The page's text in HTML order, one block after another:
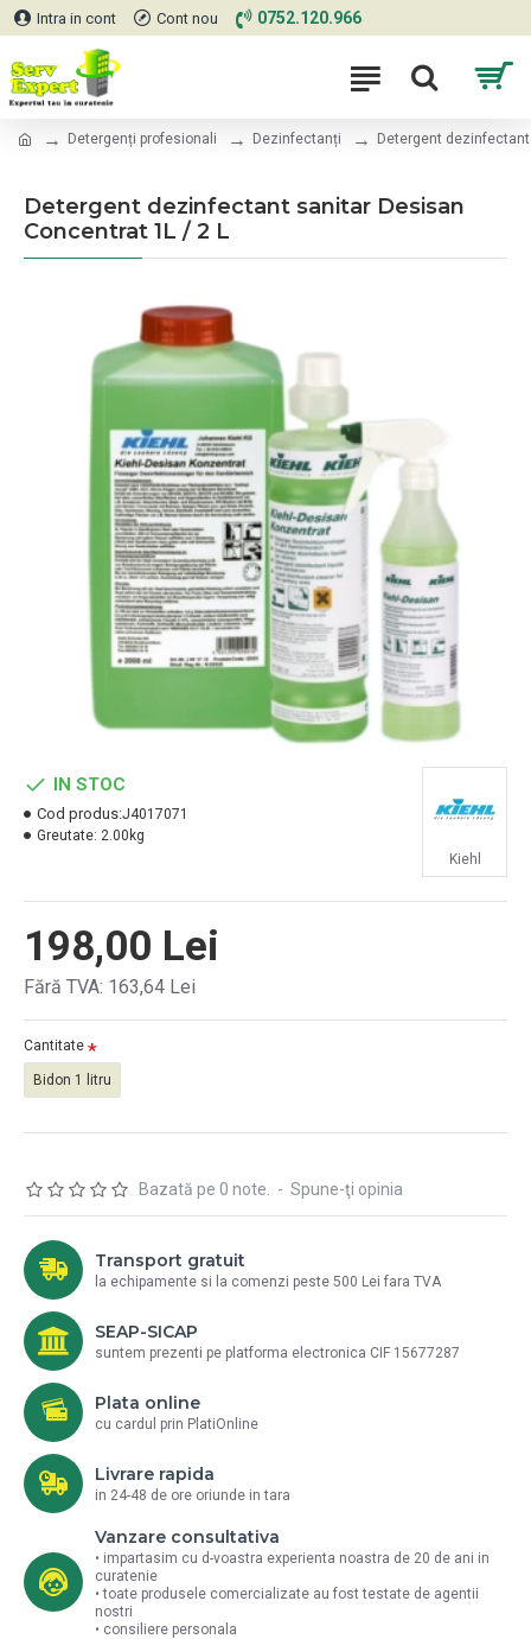
Intra in cont Cont nou 0752.120.966
Detergenți profesionali Dezinfectanți Detergent
Detergent dezinfectant sanitar Desisan
Concentrat 1L / 2 L
Bazată pe 0 note. - Spune-ţi opinia
198,00 Lei
Fără TVA: 163,64 Lei
IN STOC
Cod produs:J4017071
Greutate: 2.00kg
Kiehl
Cantitate
Bidon 1 litru
Transport gratuit
la echipamente si la comenzi peste 500 Lei fara TVA
SEAP-SICAP
suntem prezenti pe platforma electronica CIF 15677287
Plata online
cu cardul prin PlatiOnline
Livrare rapida
in 24-48 de ore oriunde in tara
Vanzare consultativa
• impartasim cu d-voastra experienta noastra de 20 de ani in
curatenie
• toate produsele comercializate au fost testate de agentii
nostri
• consiliere personala